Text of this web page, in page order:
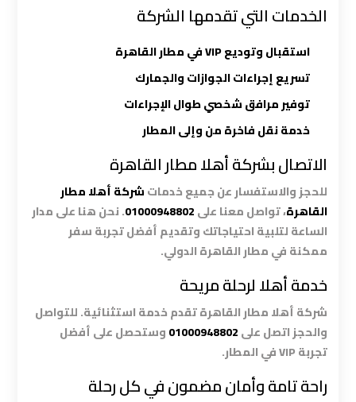
الخدمات التي تقدمها الشركة
استقبال وتوديع VIP في مطار القاهرة
تسريع إجراءات الجوازات والجمارك
توفير مرافق شخصي طوال الإجراءات
خدمة نقل فاخرة من وإلى المطار
الاتصال بشركة أهلا مطار القاهرة
للحجز والاستفسار عن جميع خدماتشركة أهلا مطار
القاهرة، تواصل معنا على01000948802. نحن هنا على مدار
الساعة لتلبية احتياجاتك وتقديم أفضل تجربة سفر
ممكنة في مطار القاهرة الدولي.
خدمة أهلا لرحلة مريحة
شركة أهلا مطار القاهرة تقدم خدمة استثنائية. للتواصل
والحجز اتصل على01000948802وستحصل على أفضل
تجربة VIP في المطار.
راحة تامة وأمان مضمون في كل رحلة
ليموزين
القاهرة
ليموزين
السخنة
ليموزين
القاهرة
ليموزين
المطار
الخط